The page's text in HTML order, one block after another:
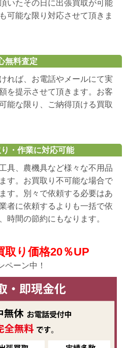
いたその日に出張買取が可能
可能な限り対応させて頂きま
無料査定
れば、お電話やメールにて実
を提示させて頂きます。お客
能な限り、ご納得頂ける買取
・作業に対応可能
具、農機具など様々な不用品
す。お買取り不可能な場合で
す。別々で依頼する必要はあ
者に依頼するよりも一括で依
時間の節約にもなります。
取り価格20％UP
ペーン中！